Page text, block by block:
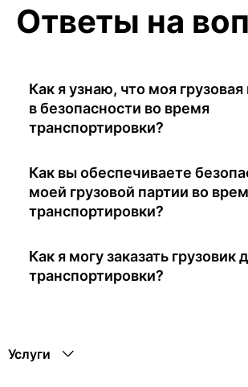
Ответы на
Как я узнаю, что моя грузовая
в безопасности во время
транспортировки?
Как вы обеспечиваете
моей грузовой партии во
транспортировки?
Как я могу заказать грузовик
транспортировки?
Услуги